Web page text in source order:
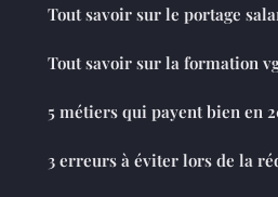
Tout savoir sur le portage
Tout savoir sur la formation
5 métiers qui payent bien en
3 erreurs à éviter lors de la